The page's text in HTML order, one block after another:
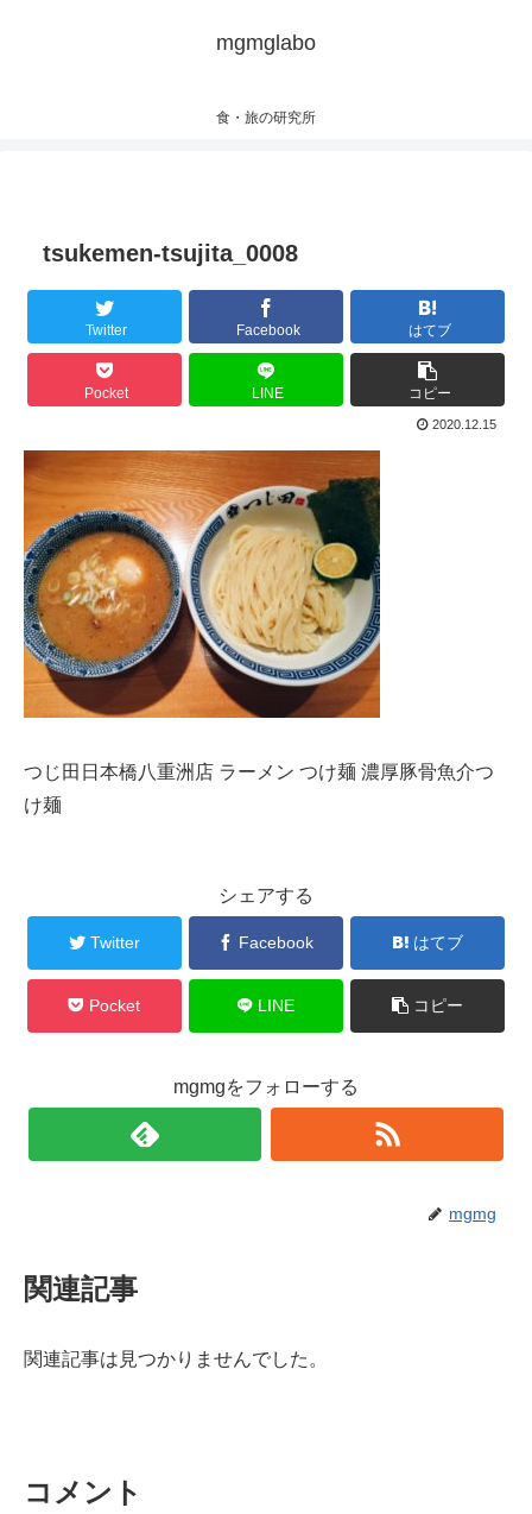
mgmglabo
食・旅の研究所
tsukemen-tsujita_0008
Twitter Facebook はてブ
Pocket LINE コピー
2020.12.15
つじ田日本橋八重洲店 ラーメン つけ麺 濃厚豚骨魚介つ
け麺
シェアする
Twitter Facebook はてブ
Pocket LINE コピー
mgmgをフォローする
mgmg
関連記事
関連記事は見つかりませんでした。
コメント